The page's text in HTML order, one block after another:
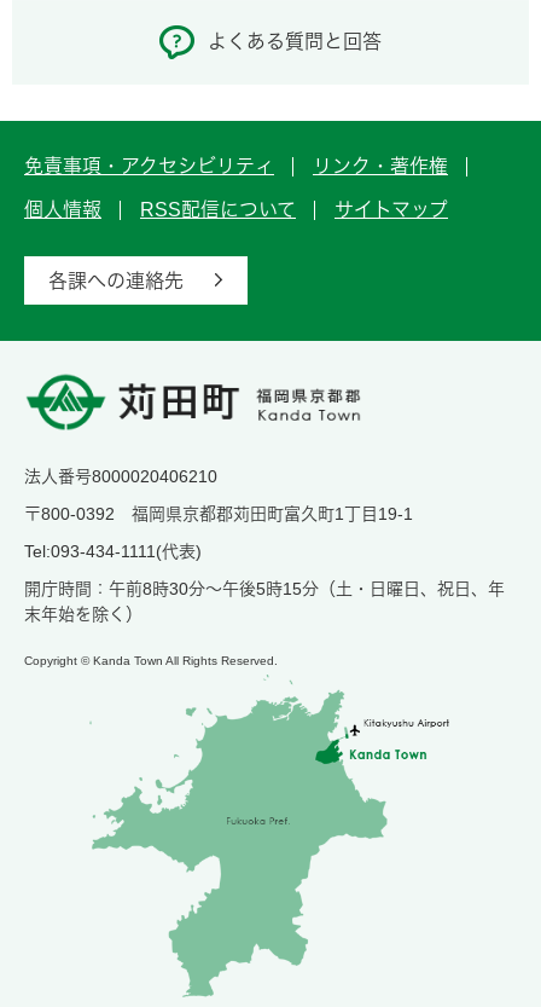
よくある質問と回答
免責事項・アクセシビリティ リンク・著作権
個人情報 RSS配信について サイトマップ
各課への連絡先
法人番号8000020406210
〒800-0392 福岡県京都郡苅田町富久町1丁目19-1
Tel:093-434-1111(代表)
開庁時間：午前8時30分～午後5時15分（土・日曜日、祝日、年
末年始を除く）
Copyright © Kanda Town All Rights Reserved.